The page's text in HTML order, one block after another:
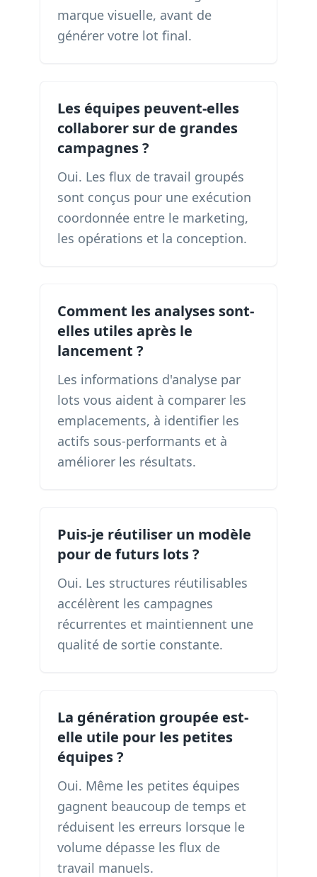
marque visuelle, avant de
générer votre lot final.
Les équipes peuvent-elles
collaborer sur de grandes
campagnes ?
Oui. Les flux de travail groupés
sont conçus pour une exécution
coordonnée entre le marketing,
les opérations et la conception.
Comment les analyses sont-
elles utiles après le
lancement ?
Les informations d'analyse par
lots vous aident à comparer les
emplacements, à identifier les
actifs sous-performants et à
améliorer les résultats.
Puis-je réutiliser un modèle
pour de futurs lots ?
Oui. Les structures réutilisables
accélèrent les campagnes
récurrentes et maintiennent une
qualité de sortie constante.
La génération groupée est-
elle utile pour les petites
équipes ?
Oui. Même les petites équipes
gagnent beaucoup de temps et
réduisent les erreurs lorsque le
volume dépasse les flux de
travail manuels.